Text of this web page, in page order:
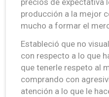
producción a la mejor
mucho a formar el
Estableció que no
con respecto a lo que
que tenerle respeto al
comprando con
atención a lo que le